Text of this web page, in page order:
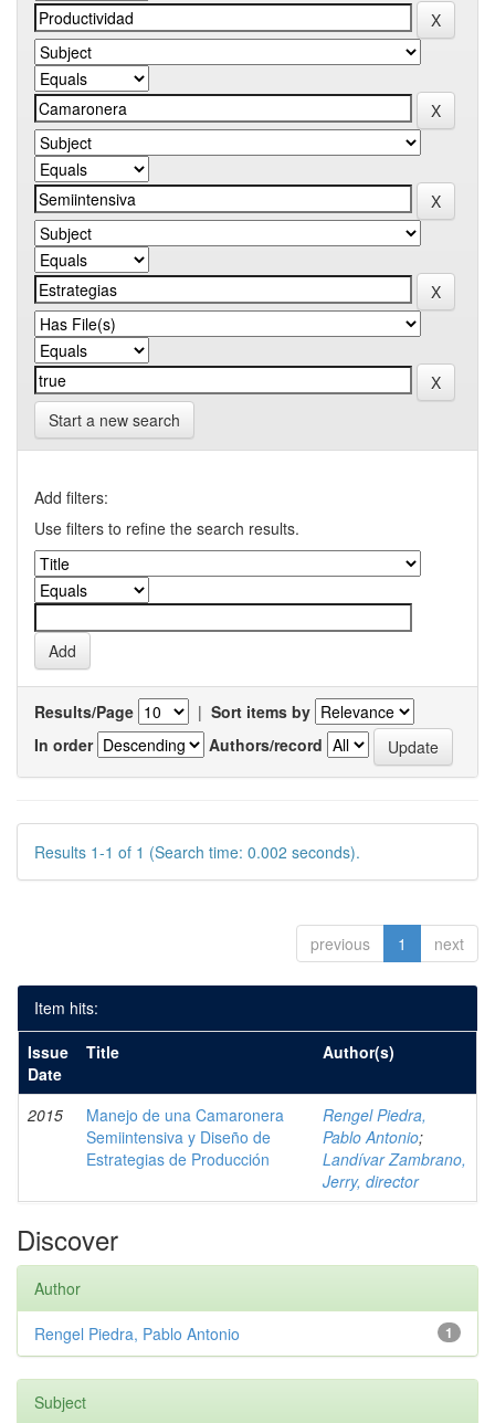
Start a new search
Add filters:
Use filters to refine the search results.
Results/Page | Sort items by
In order
Authors/record
Results 1-1 of 1 (Search time: 0.002 seconds).
previous 1 next
Item hits:
Issue
Date
Title Author(s)
2015
Manejo de una Camaronera
Semiintensiva y Diseño de
Estrategias de Producción
Rengel Piedra,
Pablo Antonio;
Landívar Zambrano,
Jerry, director
Discover
Author
1
Rengel Piedra, Pablo Antonio
Subject